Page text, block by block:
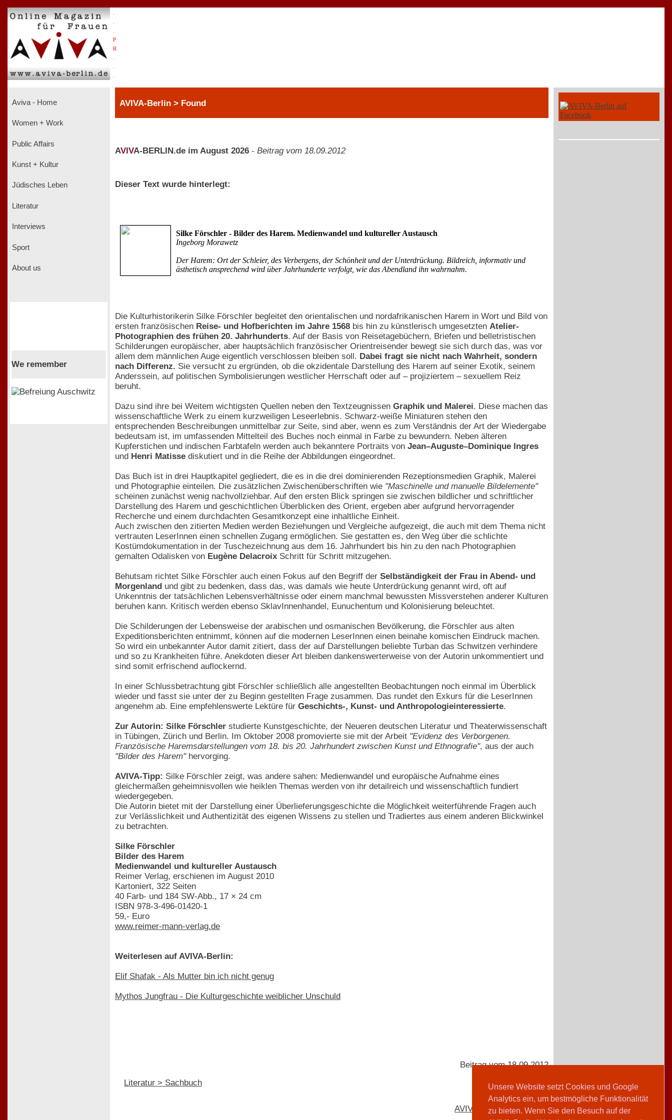
Unsere Website setzt Cookies und Google
Analytics ein, um bestmögliche Funktionalität
zu bieten. Wenn Sie den Besuch auf der
P
R
Aviva - Home
Women + Work
Public Affairs
Kunst + Kultur
Jüdisches Leben
Literatur
Interviews
Sport
About us
We remember
AVIVA-Berlin > Found
AV VA-BERLIN.de im August 2026 - Beitrag vom 18.09.2012
Dieser Text wurde hinterlegt:
Silke Förschler - Bilder des Harem. Medienwandel und kultureller Austausch
Ingeborg Morawetz
Der Harem: Ort der Schleier, des Verbergens, der Schönheit und der Unterdrückung. Bildreich, informativ und
ästhetisch ansprechend wird über Jahrhunderte verfolgt, wie das Abendland ihn wahrnahm.
Die Kulturhistorikerin Silke Förschler begleitet den orientalischen und nordafrikanischen Harem in Wort und Bild von
ersten französischen Reise- und Hofberichten im Jahre 1568 bis hin zu künstlerisch umgesetzten Atelier-
Photographien des frühen 20. Jahrhunderts. Auf der Basis von Reisetagebüchern, Briefen und belletristischen
Schilderungen europäischer, aber hauptsächlich französischer Orientreisender bewegt sie sich durch das, was vor
allem dem männlichen Auge eigentlich verschlossen bleiben soll. Dabei fragt sie nicht nach Wahrheit, sondern
nach Differenz. Sie versucht zu ergründen, ob die okzidentale Darstellung des Harem auf seiner Exotik, seinem
Anderssein, auf politischen Symbolisierungen westlicher Herrschaft oder auf – projiziertem – sexuellem Reiz
beruht.
Dazu sind ihre bei Weitem wichtigsten Quellen neben den Textzeugnissen Graphik und Malerei. Diese machen das
wissenschaftliche Werk zu einem kurzweiligen Leseerlebnis. Schwarz-weiße Miniaturen stehen den
entsprechenden Beschreibungen unmittelbar zur Seite, sind aber, wenn es zum Verständnis der Art der Wiedergabe
bedeutsam ist, im umfassenden Mittelteil des Buches noch einmal in Farbe zu bewundern. Neben älteren
Kupferstichen und indischen Farbtafeln werden auch bekanntere Portraits von Jean–Auguste–Dominique Ingres
und Henri Matisse diskutiert und in die Reihe der Abbildungen eingeordnet.
Das Buch ist in drei Hauptkapitel gegliedert, die es in die drei dominierenden Rezeptionsmedien Graphik, Malerei
und Photographie einteilen. Die zusätzlichen Zwischenüberschriften wie "Maschinelle und manuelle Bildelemente"
scheinen zunächst wenig nachvollziehbar. Auf den ersten Blick springen sie zwischen bildlicher und schriftlicher
Darstellung des Harem und geschichtlichen Überblicken des Orient, ergeben aber aufgrund hervorragender
Recherche und einem durchdachten Gesamtkonzept eine inhaltliche Einheit.
Auch zwischen den zitierten Medien werden Beziehungen und Vergleiche aufgezeigt, die auch mit dem Thema nicht
vertrauten LeserInnen einen schnellen Zugang ermöglichen. Sie gestatten es, den Weg über die schlichte
Kostümdokumentation in der Tuschezeichnung aus dem 16. Jahrhundert bis hin zu den nach Photographien
gemalten Odalisken von Eugène Delacroix Schritt für Schritt mitzugehen.
Behutsam richtet Silke Förschler auch einen Fokus auf den Begriff der Selbständigkeit der Frau in Abend- und
Morgenland und gibt zu bedenken, dass das, was damals wie heute Unterdrückung genannt wird, oft auf
Unkenntnis der tatsächlichen Lebensverhältnisse oder einem manchmal bewussten Missverstehen anderer Kulturen
beruhen kann. Kritisch werden ebenso SklavInnenhandel, Eunuchentum und Kolonisierung beleuchtet.
Die Schilderungen der Lebensweise der arabischen und osmanischen Bevölkerung, die Förschler aus alten
Expeditionsberichten entnimmt, können auf die modernen LeserInnen einen beinahe komischen Eindruck machen.
So wird ein unbekannter Autor damit zitiert, dass der auf Darstellungen beliebte Turban das Schwitzen verhindere
und so zu Krankheiten führe. Anekdoten dieser Art bleiben dankenswerterweise von der Autorin unkommentiert und
sind somit erfrischend auflockernd.
In einer Schlussbetrachtung gibt Förschler schließlich alle angestellten Beobachtungen noch einmal im Überblick
wieder und fasst sie unter der zu Beginn gestellten Frage zusammen. Das rundet den Exkurs für die LeserInnen
angenehm ab. Eine empfehlenswerte Lektüre für Geschichts-, Kunst- und Anthropologieinteressierte.
Zur Autorin: Silke Förschler studierte Kunstgeschichte, der Neueren deutschen Literatur und Theaterwissenschaft
in Tübingen, Zürich und Berlin. Im Oktober 2008 promovierte sie mit der Arbeit "Evidenz des Verborgenen.
Französische Haremsdarstellungen vom 18. bis 20. Jahrhundert zwischen Kunst und Ethnografie", aus der auch
"Bilder des Harem"hervorging.
AVIVA-Tipp: Silke Förschler zeigt, was andere sahen: Medienwandel und europäische Aufnahme eines
gleichermaßen geheimnisvollen wie heiklen Themas werden von ihr detailreich und wissenschaftlich fundiert
wiedergegeben.
Die Autorin bietet mit der Darstellung einer Überlieferungsgeschichte die Möglichkeit weiterführende Fragen auch
zur Verlässlichkeit und Authentizität des eigenen Wissens zu stellen und Tradiertes aus einem anderen Blickwinkel
zu betrachten.
Silke Förschler
Bilder des Harem
Medienwandel und kultureller Austausch
Reimer Verlag, erschienen im August 2010
Kartoniert, 322 Seiten
40 Farb- und 184 SW-Abb., 17 × 24 cm
ISBN 978-3-496-01420-1
59,- Euro
www.reimer-mann-verlag.de
Weiterlesen auf AVIVA-Berlin:
Elif Shafak - Als Mutter bin ich nicht genug
Mythos Jungfrau - Die Kulturgeschichte weiblicher Unschuld
Literatur > Sachbuch
Beitrag vom 18.09.2012
AVIVA-Redaktion